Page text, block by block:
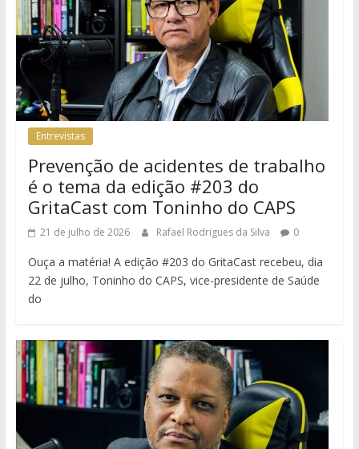
Entrevistas
Prevenção de acidentes de trabalho
é o tema da edição #203 do
GritaCast com Toninho do CAPS
21 de julho de 2026 Rafael Rodrigues da Silva 0
Ouça a matéria! A edição #203 do GritaCast recebeu, dia
22 de julho, Toninho do CAPS, vice-presidente de Saúde
do